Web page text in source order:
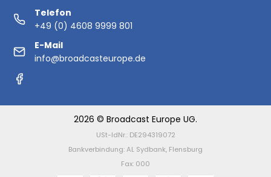
Telefon
+49 (0) 4608 9999 801
E-Mail
info@broadcasteurope.de
2026 © Broadcast Europe UG.
USt-IdNr.: DE294319072
Bankverbindung: AL Sydbank, Flensburg
Fax: 000